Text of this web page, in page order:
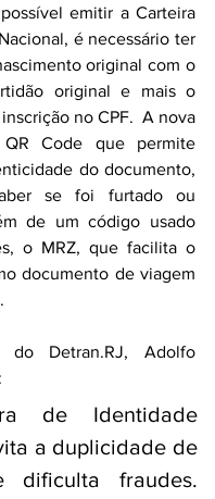
emitir a Carteira
é necessário ter
original com o
original e mais o
no CPF.  A nova
Code que permite
do documento,
se foi furtado ou
de um código usado
o MRZ, que facilita o
documento de viagem
do Detran.RJ, Adolfo
de Identidade
a duplicidade de
dificulta fraudes.